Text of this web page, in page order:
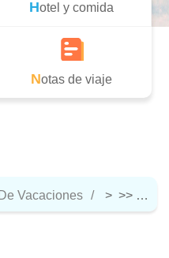
Hotel y comida
Notas de viaje
Vacaciones > >>